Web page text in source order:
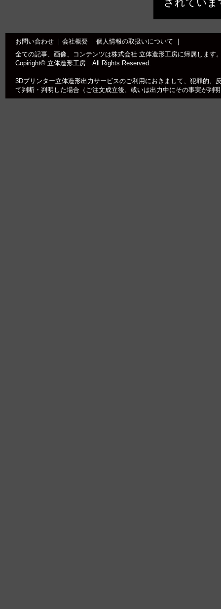
されていま
お問い合わせ｜ 会社概要｜ 個人情報の取扱いについて ｜
全ての記事、画像、コンテンツは株式会社 立体造形工房に帰属します
Copiright© 立体造形工房 All Rights Reserved.
3Dプリンター立体造形出力サービスのご利用におきまして、犯罪的
て判断・判明した場合（ご注文成立後、或いは出力中にその事実が判